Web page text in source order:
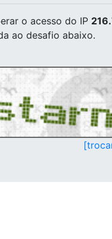
o acesso do IP
ao desafio abaixo.